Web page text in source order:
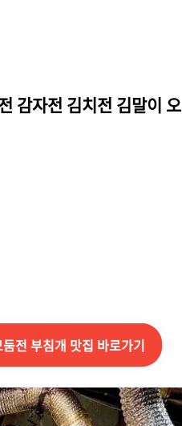
감자전 김치전 김말이 오
전 부침개 맛집 바로가기